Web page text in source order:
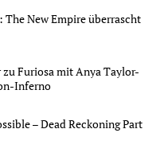
New Empire überrascht
Furiosa mit Anya Taylor-
Inferno
– Dead Reckoning Part